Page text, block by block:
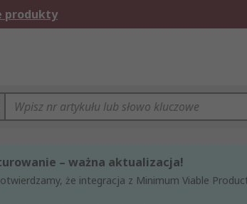
produkty
– ważna aktualizacja!
że integracja z Minimum Viable